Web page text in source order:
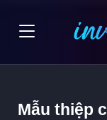
Mẫu thiệp